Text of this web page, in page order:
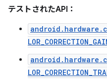
テストされたAPI：